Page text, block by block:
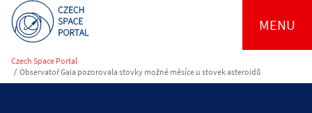
MENU
Czech Space Portal
/ Observatoř Gaia pozorovala stovky možné měsíce u stovek asteroidů